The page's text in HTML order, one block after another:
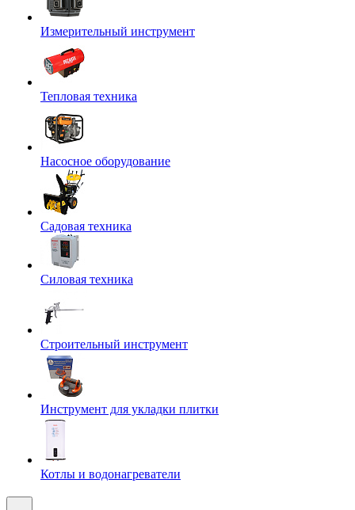
Измерительный инструмент
Тепловая техника
Насосное оборудование
Садовая техника
Силовая техника
Строительный инструмент
Инструмент для укладки плитки
Котлы и водонагреватели